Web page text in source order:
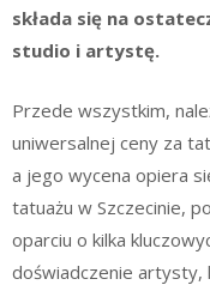
składa się na
studio i artystę.
Przede wszystkim,
uniwersalnej ceny za
a jego wycena opiera
tatuażu w Szczecinie,
oparciu o kilka
doświadczenie artysty,